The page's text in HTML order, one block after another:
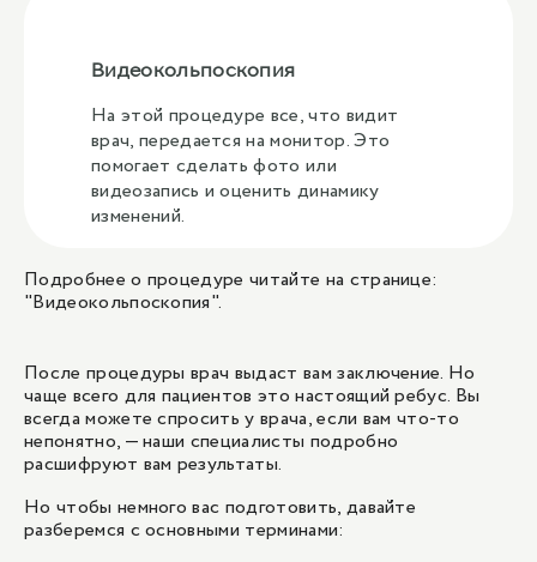
Видеокольпоскопия
На этой процедуре все, что видит
врач, передается на монитор. Это
помогает сделать фото или
видеозапись и оценить динамику
изменений.
Подробнее о процедуре читайте на странице:
"Видеокольпоскопия".
После процедуры врач выдаст вам заключение. Но
чаще всего для пациентов это настоящий ребус. Вы
всегда можете спросить у врача, если вам что-то
непонятно, — наши специалисты подробно
расшифруют вам результаты.
Но чтобы немного вас подготовить, давайте
разберемся с основными терминами: